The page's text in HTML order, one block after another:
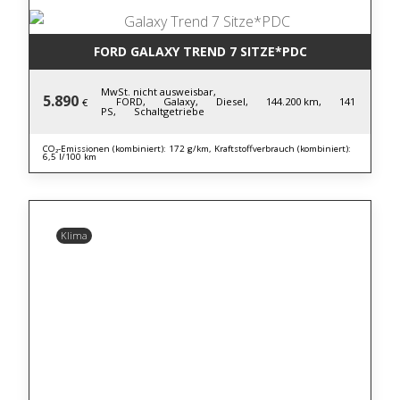
FORD GALAXY TREND 7 SITZE*PDC
5.890 €
MwSt. nicht ausweisbar,
FORD, Galaxy, Diesel, 144.200 km, 141
PS, Schaltgetriebe
CO₂-Emissionen (kombiniert): 172 g/km, Kraftstoffverbrauch (kombiniert):
6,5 l/100 km
Klima